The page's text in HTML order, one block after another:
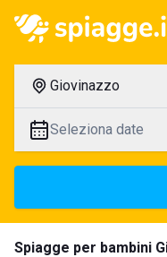
Giovinazzo
Seleziona date
Spiagge per bambini